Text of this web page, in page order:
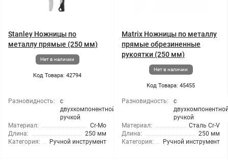
Stanley Ножницы по
металлу прямые (250 мм)
Нет в наличии
Код Товара: 42794
Разновидность:
с
двухкомпонентной
ручкой
Материал:
Cr-Mo
Длина:
250 мм
Категория:
Ручной инструмент
Matrix Ножницы по металлу
прямые обрезиненные
рукоятки (250 мм)
Нет в наличии
Код Товара: 45455
Разновидность:
с
ручкой
Материал:
Сталь Cr-V
Длина:
250 мм
Категория:
Ручной инструмент